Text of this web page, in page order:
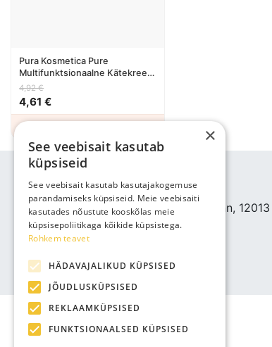
Pura Kosmetica Pure
Multifunktsionaalne Kätekreem
100ml
4,92 €
4,61 €
Bjuti Kaubandus OÜ
Vabaõhukooli tee 4, Tallinn, 12013
Reg nr: 14690362
Telefon: +3725143691
×
See veebisait kasutab
küpsiseid
See veebisait kasutab kasutajakogemuse
parandamiseks küpsiseid. Meie veebisaiti
kasutades nõustute kooskõlas meie
küpsisepoliitikaga kõikide küpsistega.
Rohkem teavet
HÄDAVAJALIKUD KÜPSISED
JÕUDLUSKÜPSISED
REKLAAMKÜPSISED
FUNKTSIONAALSED KÜPSISED